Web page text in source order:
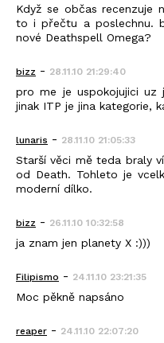
Když se občas recenzuje
to i přečtu a poslechnu.
nové Deathspell Omega?
bizz - 28.11.10 21:29:40
pro me je uspokojujici uz
jinak ITP je jina kategorie,
lunaris - 28.11.10 21:05:33
Starší věci mě teda braly
od Death. Tohleto je
moderní dílko.
bizz - 26.11.10 10:32:58
ja znam jen planety X :)))
Filipismo - 24.11.10 23:21:35
Moc pěkně napsáno
reaper - 24.11.10 22:07:20